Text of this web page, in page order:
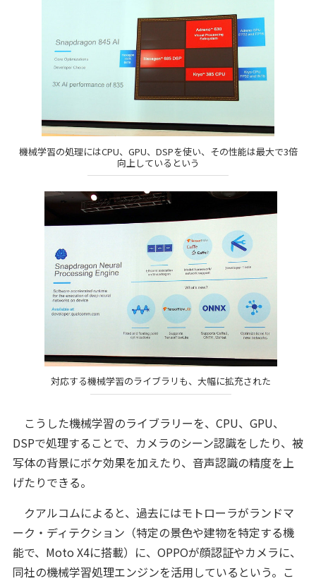
機械学習の処理にはCPU、GPU、DSPを使い、その性能は最大で3倍
向上しているという
対応する機械学習のライブラリも、大幅に拡充された
こうした機械学習のライブラリーを、CPU、GPU、
DSPで処理することで、カメラのシーン認識をしたり、被
写体の背景にボケ効果を加えたり、音声認識の精度を上
げたりできる。
クアルコムによると、過去にはモトローラがランドマ
ーク・ディテクション（特定の景色や建物を特定する機
能で、Moto X4に搭載）に、OPPOが顔認証やカメラに、
同社の機械学習処理エンジンを活用しているという。こ